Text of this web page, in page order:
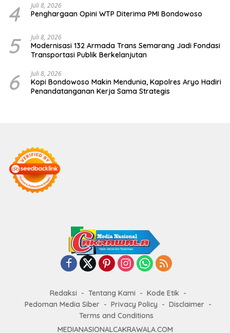
4 Juli 8, 2026
Penghargaan Opini WTP Diterima PMI Bondowoso
5 Juli 8, 2026
Modernisasi 132 Armada Trans Semarang Jadi Fondasi
Transportasi Publik Berkelanjutan
6 Juli 8, 2026
Kopi Bondowoso Makin Mendunia, Kapolres Aryo Hadiri
Penandatanganan Kerja Sama Strategis
Redaksi Tentang Kami
Kode Etik
Pedoman Media Siber
Privacy Policy
Disclaimer
Terms and Conditions
MEDIANASIONALCAKRAWALA.COM